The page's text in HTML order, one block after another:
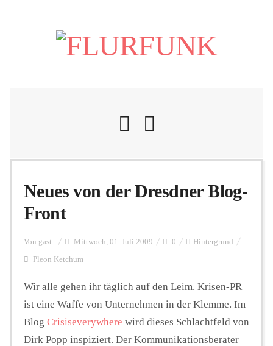
Nachrichten
Hintergrund
Neues von der Dresdner Blog-
Front
Von gast Mittwoch, 01. Juli 2009 0 Hintergrund
Pleon Ketchum
Wir alle gehen ihr täglich auf den Leim. Krisen-PR
ist eine Waffe von Unternehmen in der Klemme. Im
Blog Crisiseverywhere wird dieses Schlachtfeld von
Dirk Popp inspiziert. Der Kommunikationsberater